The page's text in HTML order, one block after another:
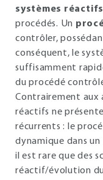
systèmes réactifs
procédés. Un
contrôler,
conséquent, le
suffisamment
du procédé
Contrairement aux
réactifs ne
récurrents : le
dynamique dans
il est rare que des
réactif/évolution